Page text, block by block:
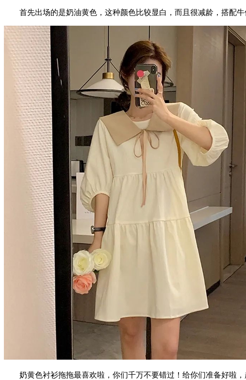
首先出场的是奶油黄色，这种颜色比较显白，而且很减龄，搭配牛
奶黄色衬衫拖拖最喜欢啦，你们千万不要错过！给你们准备好啦，